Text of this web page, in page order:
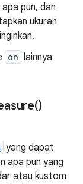
pun, dan
ukuran
on lainnya
)
yang dapat
apa pun yang
atau kustom